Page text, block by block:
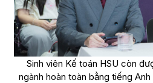
Sinh viên Kế toán HSU còn
ngành hoàn toàn bằng tiếng